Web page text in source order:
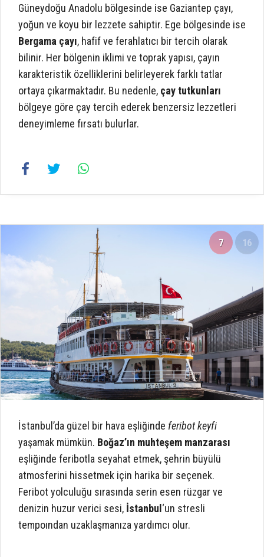
Güneydoğu Anadolu bölgesinde ise Gaziantep çayı,
yoğun ve koyu bir lezzete sahiptir. Ege bölgesinde ise
Bergama çayı, hafif ve ferahlatıcı bir tercih olarak
bilinir. Her bölgenin iklimi ve toprak yapısı, çayın
karakteristik özelliklerini belirleyerek farklı tatlar
ortaya çıkarmaktadır. Bu nedenle, çay tutkunları
bölgeye göre çay tercih ederek benzersiz lezzetleri
deneyimleme fırsatı bulurlar.
7 16
İstanbul’da güzel bir hava eşliğinde feribot keyfi
yaşamak mümkün. Boğaz’ın muhteşem manzarası
eşliğinde feribotla seyahat etmek, şehrin büyülü
atmosferini hissetmek için harika bir seçenek.
Feribot yolculuğu sırasında serin esen rüzgar ve
denizin huzur verici sesi, İstanbul ‘un stresli
tempoından uzaklaşmanıza yardımcı olur.